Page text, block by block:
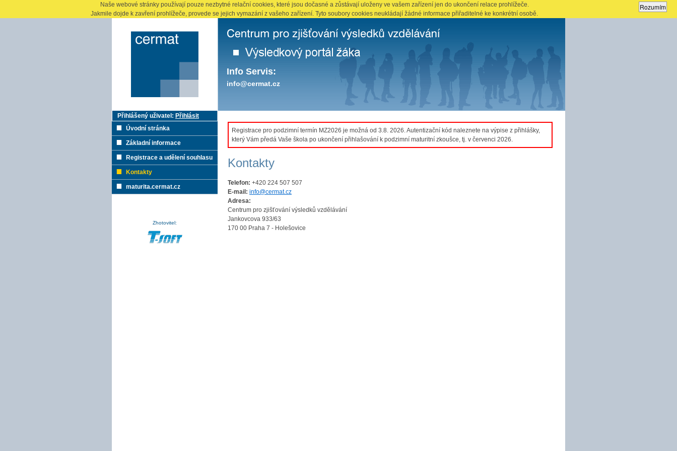
Naše webové stránky používají pouze nezbytné relační cookies, které jsou dočasné a zůstávají uloženy ve vašem zařízení jen do ukončení relace prohlížeče.
Jakmile dojde k zavření prohlížeče, provede se jejich vymazání z vašeho zařízení. Tyto soubory cookies neukládají žádné informace přiřaditelné ke konkrétní osobě.
Info Servis:
info@cermat.cz
Přihlášený uživatel: Přihlásit
Úvodní stránka
Základní informace
Registrace a udělení souhlasu
Kontakty
maturita.cermat.cz
Zhotovitel:
Registrace pro podzimní termín MZ2026 je možná od 3.8. 2026. Autentizační kód naleznete na výpise z přihlášky,
který Vám předá Vaše škola po ukončení přihlašování k podzimní maturitní zkoušce, tj. v červenci 2026.
Kontakty
Telefon: +420 224 507 507
E-mail: info@cermat.cz
Adresa:
Centrum pro zjišťování výsledků vzdělávání
Jankovcova 933/63
170 00 Praha 7 - Holešovice